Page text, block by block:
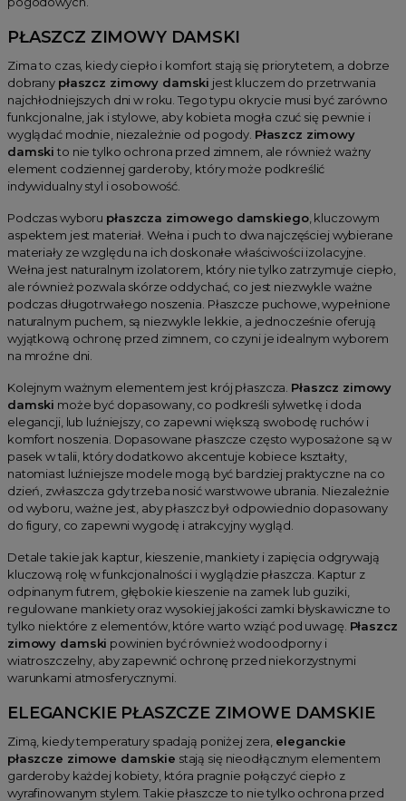
PŁASZCZ ZIMOWY DAMSKI
Zima to czas, kiedy ciepło i komfort stają się priorytetem, a dobrze
dobrany płaszcz zimowy damski jest kluczem do przetrwania
najchłodniejszych dni w roku. Tego typu okrycie musi być zarówno
funkcjonalne, jak i stylowe, aby kobieta mogła czuć się pewnie i
wyglądać modnie, niezależnie od pogody. Płaszcz zimowy
damski to nie tylko ochrona przed zimnem, ale również ważny
element codziennej garderoby, który może podkreślić
indywidualny styl i osobowość.
Podczas wyboru płaszcza zimowego damskiego, kluczowym
aspektem jest materiał. Wełna i puch to dwa najczęściej wybierane
materiały ze względu na ich doskonałe właściwości izolacyjne.
Wełna jest naturalnym izolatorem, który nie tylko zatrzymuje ciepło,
ale również pozwala skórze oddychać, co jest niezwykle ważne
podczas długotrwałego noszenia. Płaszcze puchowe, wypełnione
naturalnym puchem, są niezwykle lekkie, a jednocześnie oferują
wyjątkową ochronę przed zimnem, co czyni je idealnym wyborem
na mroźne dni.
Kolejnym ważnym elementem jest krój płaszcza. Płaszcz zimowy
damski może być dopasowany, co podkreśli sylwetkę i doda
elegancji, lub luźniejszy, co zapewni większą swobodę ruchów i
komfort noszenia. Dopasowane płaszcze często wyposażone są w
pasek w talii, który dodatkowo akcentuje kobiece kształty,
natomiast luźniejsze modele mogą być bardziej praktyczne na co
dzień, zwłaszcza gdy trzeba nosić warstwowe ubrania. Niezależnie
od wyboru, ważne jest, aby płaszcz był odpowiednio dopasowany
do figury, co zapewni wygodę i atrakcyjny wygląd.
Detale takie jak kaptur, kieszenie, mankiety i zapięcia odgrywają
kluczową rolę w funkcjonalności i wyglądzie płaszcza. Kaptur z
odpinanym futrem, głębokie kieszenie na zamek lub guziki,
regulowane mankiety oraz wysokiej jakości zamki błyskawiczne to
tylko niektóre z elementów, które warto wziąć pod uwagę. Płaszcz
zimowy damski powinien być również wodoodporny i
wiatroszczelny, aby zapewnić ochronę przed niekorzystnymi
warunkami atmosferycznymi.
ELEGANCKIE PŁASZCZE ZIMOWE DAMSKIE
Zimą, kiedy temperatury spadają poniżej zera, eleganckie
płaszcze zimowe damskie stają się nieodłącznym elementem
garderoby każdej kobiety, która pragnie połączyć ciepło z
wyrafinowanym stylem. Takie płaszcze to nie tylko ochrona przed